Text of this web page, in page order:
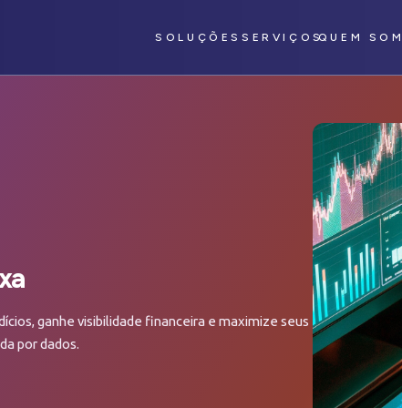
SOLUÇÕES SERVIÇOSQUEM
ganhe visibilidade financeira e maximize seus
por dados.